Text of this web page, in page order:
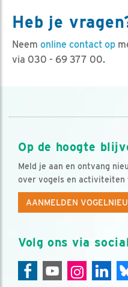
Heb je
Neem online contact op
via 030 - 69 377 00.
Op de hoogte
Meld je aan en ontvang
over vogels en activiteiten
AANMELDEN
Volg ons via